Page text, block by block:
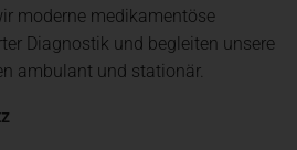
moderne medikamentöse
Diagnostik und begleiten unsere
ambulant und stationär.